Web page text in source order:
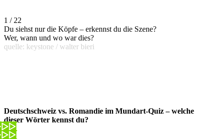
1 / 22
Du siehst nur die Köpfe – erkennst du die Szene?
Wer, wann und wo war dies?
quelle: keystone / walter bieri
Deutschschweiz vs. Romandie im Mundart-Quiz – welche
dieser Wörter kennst du?